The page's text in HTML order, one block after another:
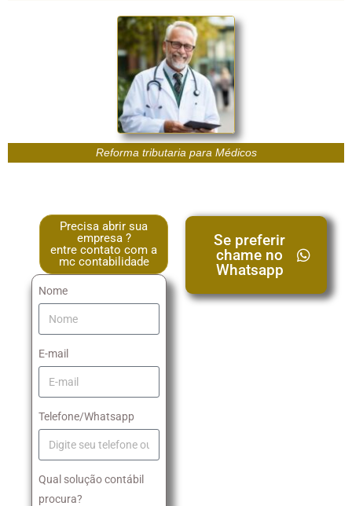
Reforma tributaria para Médicos
Precisa abrir sua
empresa ?
entre contato com a
mc contabilidade
Nome
E-mail
Telefone/Whatsapp
Qual solução contábil
procura?
Se preferir
chame no
Whatsapp